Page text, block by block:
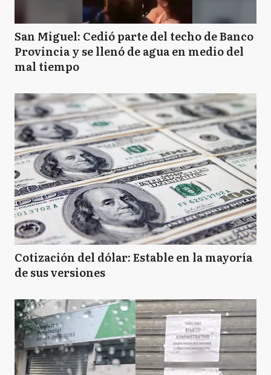
San Miguel: Cedió parte del techo de Banco
Provincia y se llenó de agua en medio del
mal tiempo
Cotización del dólar: Estable en la mayoría
de sus versiones